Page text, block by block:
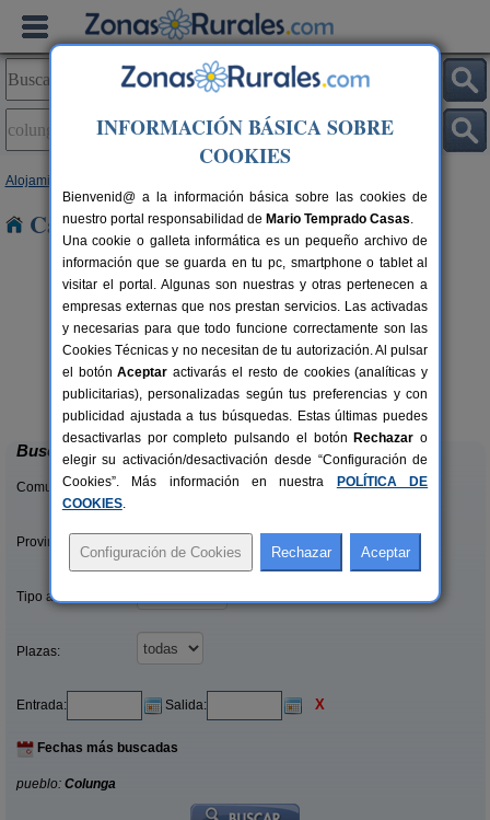
Alojamientos
Casas Rurales en Colunga
6 pers.
desde19 €
El Pajar de Pumarega
Castropol (Asturias)
Buscar
Comunidades:
Provincias/Islas:
Tipo alquiler:
Plazas:
Entrada: Salida: X
Fechas más buscadas
pueblo: Colunga
INFORMACIÓN BÁSICA SOBRE
COOKIES
Bienvenid@ a la información básica sobre las cookies de
nuestro portal responsabilidad de Mario Temprado Casas.
Una cookie o galleta informática es un pequeño archivo de
información que se guarda en tu pc, smartphone o tablet al
visitar el portal. Algunas son nuestras y otras pertenecen a
empresas externas que nos prestan servicios. Las activadas
y necesarias para que todo funcione correctamente son las
Cookies Técnicas y no necesitan de tu autorización. Al pulsar
el botónAceptar activarás el resto de cookies (analíticas y
publicitarias), personalizadas según tus preferencias y con
publicidad ajustada a tus búsquedas. Estas últimas puedes
desactivarlas por completo pulsando el botón Rechazar o
elegir su activación/desactivación desde “Configuración de
Cookies”. Más información en nuestra
POLÍTICA DE
COOKIES.